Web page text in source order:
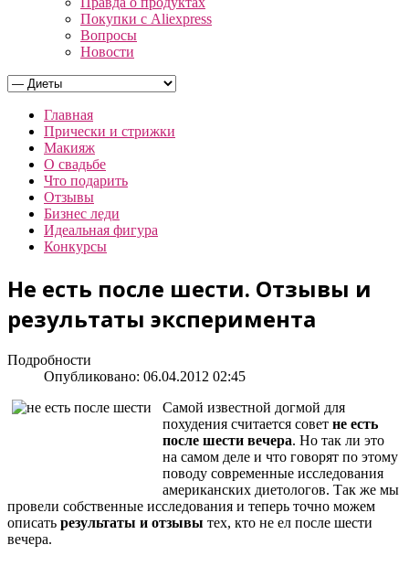
Покупки с Aliexpress
Вопросы
Новости
Главная
Прически и стрижки
Макияж
О свадьбе
Что подарить
Отзывы
Бизнес леди
Идеальная фигура
Конкурсы
Не есть после шести. Отзывы и
результаты эксперимента
Подробности
Опубликовано: 06.04.2012 02:45
Самой известной догмой для
похудения считается совет не есть
после шести вечера. Но так ли это
на самом деле и что говорят по этому
поводу современные исследования
американских диетологов. Так же мы
провели собственные исследования и теперь точно можем
описать результаты и отзывы тех, кто не ел после шести
вечера.